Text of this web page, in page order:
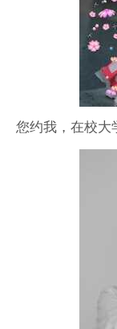
您约我，在校大
play，二次元，
可高P，可